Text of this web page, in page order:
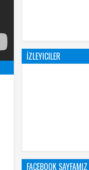
İZLEYICILER
FACEBOOK SAYFAMIZ